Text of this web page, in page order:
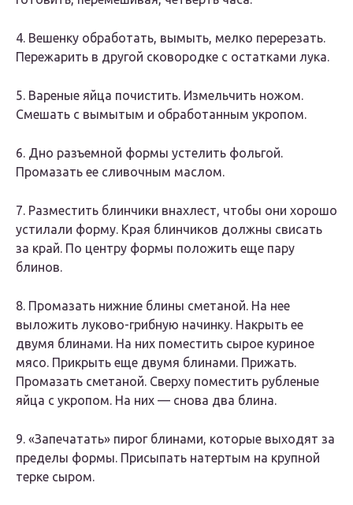
4. Вешенку обработать, вымыть, мелко перерезать.
Пережарить в другой сковородке с остатками лука.
5. Вареные яйца почистить. Измельчить ножом.
Смешать с вымытым и обработанным укропом.
6. Дно разъемной формы устелить фольгой.
Промазать ее сливочным маслом.
7. Разместить блинчики внахлест, чтобы они хорошо
устилали форму. Края блинчиков должны свисать
за край. По центру формы положить еще пару
блинов.
8. Промазать нижние блины сметаной. На нее
выложить луково-грибную начинку. Накрыть ее
двумя блинами. На них поместить сырое куриное
мясо. Прикрыть еще двумя блинами. Прижать.
Промазать сметаной. Сверху поместить рубленые
яйца с укропом. На них — снова два блина.
9. «Запечатать» пирог блинами, которые выходят за
пределы формы. Присыпать натертым на крупной
терке сыром.